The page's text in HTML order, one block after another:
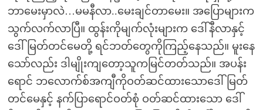
ဘာမေးမှာလဲ…မမနီလာ..မေးချင်တာမေး။ အပြောများက
သွက်လက်လာပြီ။ ထွန်းကိုမျက်လုံးများက ဒေါ်နီလာနှင့်
ဒေါ်မြတ်တင်မေတို့ ရင်ဘတ်တွေကိုကြည့်နေသည်။ မူးနေ
သော်လည်း ဒါမျိုးကျတော့သူကမြင်တတ်သည်။ အပန်း
ရောင် ဘလောက်စ်အကျီကိုဝတ်ဆင်ထားသောဒေါ်မြတ်
တင်မေနှင့် နက်ပြာရောင်ဝတ်စုံ ဝတ်ဆင်ထားသော ဒေါ်